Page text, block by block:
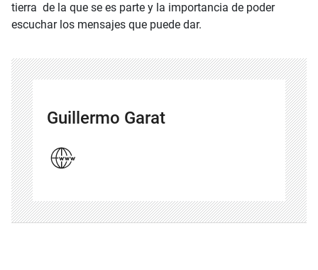
tierra de la que se es parte y la importancia de poder
escuchar los mensajes que puede dar.
Guillermo Garat